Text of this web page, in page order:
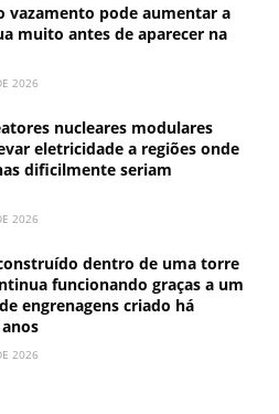
vazamento pode aumentar a
muito antes de aparecer na
2026
nucleares modulares
eletricidade a regiões onde
dificilmente seriam
2026
dentro de uma torre
funcionando graças a um
engrenagens criado há
2026